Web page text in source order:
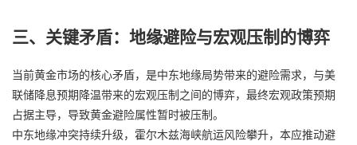
三、关键矛盾：地缘避险与宏观压制的博弈
当前黄金市场的核心矛盾，是中东地缘局势带来的避险需求，与美
联储降息预期降温带来的宏观压制之间的博弈，最终宏观政策预期
占据主导，导致黄金避险属性暂时被压制。
中东地缘冲突持续升级，霍尔木兹海峡航运风险攀升，本应推动避